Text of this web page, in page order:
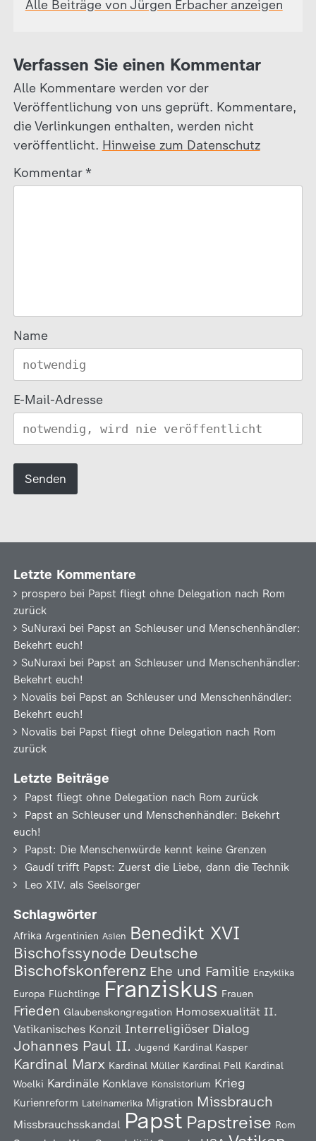
Alle Beiträge von Jürgen Erbacher anzeigen
Verfassen Sie einen Kommentar
Alle Kommentare werden vor der
Veröffentlichung von uns geprüft. Kommentare,
die Verlinkungen enthalten, werden nicht
veröffentlicht. Hinweise zum Datenschutz
Kommentar *
Name
E-Mail-Adresse
Letzte Kommentare
prospero bei Papst fliegt ohne Delegation nach Rom
zurück
SuNuraxi bei Papst an Schleuser und Menschenhändler:
Bekehrt euch!
SuNuraxi bei Papst an Schleuser und Menschenhändler:
Bekehrt euch!
Novalis bei Papst an Schleuser und Menschenhändler:
Bekehrt euch!
Novalis bei Papst fliegt ohne Delegation nach Rom
zurück
Letzte Beiträge
Papst fliegt ohne Delegation nach Rom zurück
Papst an Schleuser und Menschenhändler: Bekehrt
euch!
Papst: Die Menschenwürde kennt keine Grenzen
Gaudí trifft Papst: Zuerst die Liebe, dann die Technik
Leo XIV. als Seelsorger
Schlagwörter
Afrika Argentinien Asien Benedikt XVI
Bischofssynode Deutsche
Bischofskonferenz Ehe und Familie Enzyklika
Europa Flüchtlinge Franziskus Frauen
Frieden Glaubenskongregation Homosexualität II.
Vatikanisches Konzil Interreligiöser Dialog
Johannes Paul II. Jugend Kardinal Kasper
Kardinal Marx Kardinal Müller Kardinal Pell Kardinal
Woelki Kardinäle Konklave Konsistorium Krieg
Kurienreform Lateinamerika Migration Missbrauch
Missbrauchsskandal Papst Papstreise Rom